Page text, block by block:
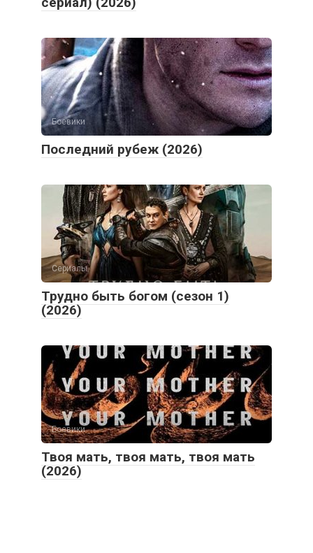
Боевики
Последний рубеж (2026)
Сериалы
Трудно быть богом (сезон 1)
(2026)
Боевики
Твоя мать, твоя мать, твоя мать
(2026)